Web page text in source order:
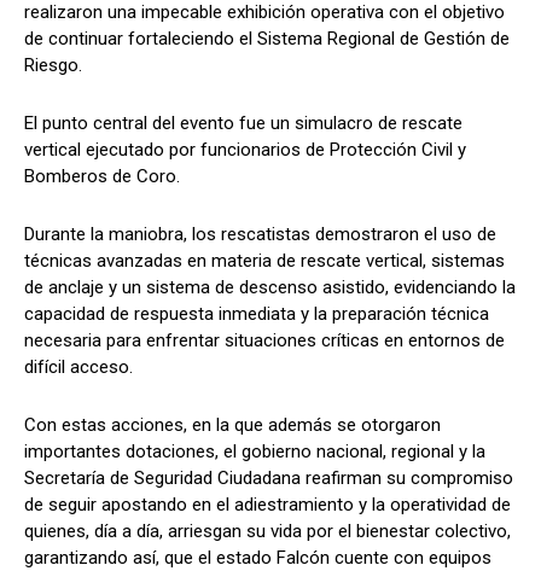
realizaron una impecable exhibición operativa con el objetivo
de continuar fortaleciendo el Sistema Regional de Gestión de
Riesgo.
El punto central del evento fue un simulacro de rescate
vertical ejecutado por funcionarios de Protección Civil y
Bomberos de Coro.
Durante la maniobra, los rescatistas demostraron el uso de
técnicas avanzadas en materia de rescate vertical, sistemas
de anclaje y un sistema de descenso asistido, evidenciando la
capacidad de respuesta inmediata y la preparación técnica
necesaria para enfrentar situaciones críticas en entornos de
difícil acceso.
​Con estas acciones, en la que además se otorgaron
importantes dotaciones, el gobierno nacional, regional y la
Secretaría de Seguridad Ciudadana reafirman su compromiso
de seguir apostando en el adiestramiento y la operatividad de
quienes, día a día, arriesgan su vida por el bienestar colectivo,
garantizando así, que el estado Falcón cuente con equipos